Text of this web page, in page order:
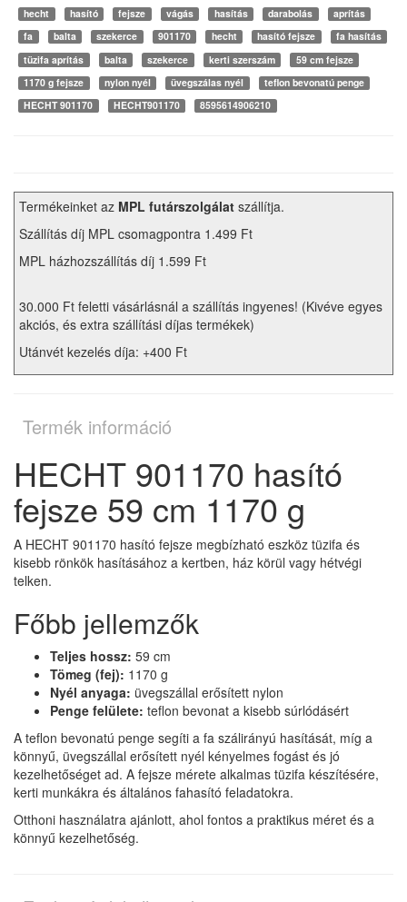
hecht hasító fejsze vágás hasítás darabolás
aprítás
fa
balta szekerce 901170 hecht hasító fejsze
fa hasítás
tüzifa aprítás
balta szekerce kerti szerszám
59 cm fejsze
1170 g fejsze
nylon nyél üvegszálas nyél
teflon bevonatú penge
HECHT 901170
HECHT901170 8595614906210
Termékeinket az MPL futárszolgálat szállítja.
Szállítás díj MPL csomagpontra 1.499 Ft
MPL házhozszállítás díj 1.599 Ft
30.000 Ft feletti vásárlásnál a szállítás ingyenes! (Kivéve egyes
akciós, és extra szállítási díjas termékek)
Utánvét kezelés díja: +400 Ft
Termék információ
HECHT 901170 hasító
fejsze 59 cm 1170 g
A HECHT 901170 hasító fejsze megbízható eszköz tüzifa és
kisebb rönkök hasításához a kertben, ház körül vagy hétvégi
telken.
Főbb jellemzők
Teljes hossz: 59 cm
Tömeg (fej): 1170 g
Nyél anyaga: üvegszállal erősített nylon
Penge felülete: teflon bevonat a kisebb súrlódásért
A teflon bevonatú penge segíti a fa szálirányú hasítását, míg a
könnyű, üvegszállal erősített nyél kényelmes fogást és jó
kezelhetőséget ad. A fejsze mérete alkalmas tüzifa készítésére,
kerti munkákra és általános fahasító feladatokra.
Otthoni használatra ajánlott, ahol fontos a praktikus méret és a
könnyű kezelhetőség.